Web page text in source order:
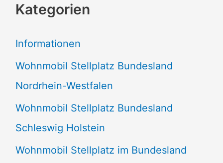
h
n
n
a
c
h
:
Kategorien
Informationen
Wohnmobil Stellplatz Bundesland
Nordrhein-Westfalen
Wohnmobil Stellplatz Bundesland
Schleswig Holstein
Wohnmobil Stellplatz im Bundesland